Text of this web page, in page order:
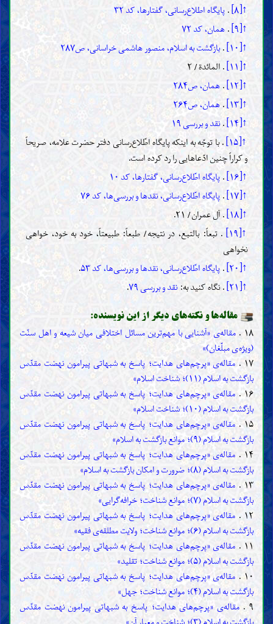
↑[۸]
.پایگاه اطلاع‌رسانی، گفتارها، کد ۳۲
↑[۹]
.همان، کد ۷۲
↑[۱۰]
.بازگشت به اسلام، منصور هاشمی خراسانی، ص۲۸۷
↑[۱۱]
. المائدة/ ۲
↑[۱۲]
.همان، ص۲۸۴
↑[۱۳]
.همان، ص۲۶۴
↑[۱۴]
.نقد و بررسی ۱۹
↑[۱۵]
. با توجّه به اینکه پایگاه اطّلاع‌رسانی دفتر حضرت علامه، صریحاً
و کراراً چنین ادّعاهایی را رد کرده است.
↑[۱۶]
.پایگاه اطّلاع‌رسانی، گفتارها، کد ۱۰
↑[۱۷]
.پایگاه اطّلاع‌رسانی، نقدها و بررسی‌ها، کد ۷۶
↑[۱۸]
. آل عمران/ ۲۱.
↑[۱۹]
. تبعاً: بالتبع، در نتیجه/ طبعاً: طبیعتاً، خود به خود، خواهی
نخواهی
↑[۲۰]
.پایگاه اطّلاع‌رسانی، نقدها و بررسی‌ها، کد ۵۳
.
↑[۲۱]
. نگاه کنید به:نقد و بررسی ۷۹ .
مقاله‌ها و نکته‌های دیگر از این نویسنده:
۱۸ . مقاله‌ی «آشنایی با مهم‌ترین مسائل اختلافی میان شیعه و اهل سنّت
(ویژه‌ی مبلّغان)»
۱۷ .
مقاله‌ی «پرچم‌های هدایت؛ پاسخ به شبهاتی پیرامون نهضت مقدّس
بازگشت به اسلام (۱۱)؛ شناخت اسلام»
۱۶ .
مقاله‌ی «پرچم‌های هدایت؛ پاسخ به شبهاتی پیرامون نهضت مقدّس
بازگشت به اسلام (۱۰)؛ شناخت اسلام»
۱۵ . مقاله‌ی «پرچم‌های هدایت؛ پاسخ به شبهاتی پیرامون نهضت مقدّس
بازگشت به اسلام (۹)؛ موانع بازگشت به اسلام»
۱۴ .
مقاله‌ی «پرچم‌های هدایت؛ پاسخ به شبهاتی پیرامون نهضت مقدّس
بازگشت به اسلام (۸)؛ ضرورت و امکان بازگشت به اسلام»
۱۳ . مقاله‌ی «پرچم‌های هدایت؛ پاسخ به شبهاتی پیرامون نهضت مقدّس
بازگشت به اسلام (۷)؛ موانع شناخت؛ خرافه‌گرایی»
۱۲ .
مقاله‌ی «پرچم‌های هدایت؛ پاسخ به شبهاتی پیرامون نهضت مقدّس
بازگشت به اسلام (۶)؛ موانع شناخت؛ ولایت مطلقه‌ی فقیه»
۱۱ .
مقاله‌ی «پرچم‌های هدایت؛ پاسخ به شبهاتی پیرامون نهضت مقدّس
بازگشت به اسلام (۵)؛ موانع شناخت؛ تقلید»
۱۰ .
مقاله‌ی «پرچم‌های هدایت؛ پاسخ به شبهاتی پیرامون نهضت مقدّس
بازگشت به اسلام (۴)؛ موانع شناخت؛ جهل»
۹ .
مقاله‌ی «پرچم‌های هدایت؛ پاسخ به شبهاتی پیرامون نهضت مقدّس